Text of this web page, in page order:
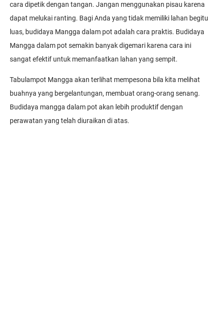
cara dipetik dengan tangan. Jangan menggunakan pisau karena
dapat melukai ranting. Bagi Anda yang tidak memiliki lahan begitu
luas, budidaya Mangga dalam pot adalah cara praktis. Budidaya
Mangga dalam pot semakin banyak digemari karena cara ini
sangat efektif untuk memanfaatkan lahan yang sempit.
Tabulampot Mangga akan terlihat mempesona bila kita melihat
buahnya yang bergelantungan, membuat orang-orang senang.
Budidaya mangga dalam pot akan lebih produktif dengan
perawatan yang telah diuraikan di atas.